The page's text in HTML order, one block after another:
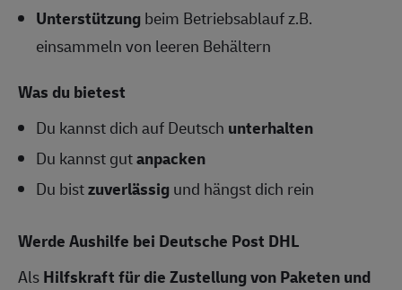
Unterstützungbeim Betriebsablauf z.B.
einsammeln von leeren Behältern
Was du bietest
Du kannst dich auf Deutsch unterhalten
Du kannst gutanpacken
Du bistzuverlässigund hängst dich rein
Werde Aushilfe bei Deutsche Post DHL
AlsHilfskraft für die Zustellung von Paketen und